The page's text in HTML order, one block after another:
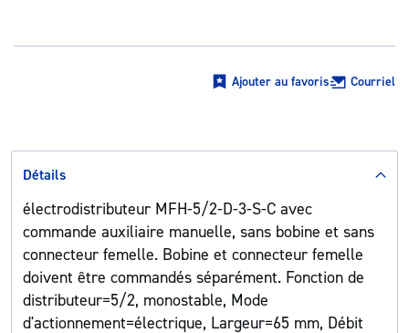
Ajouter au favoris Courriel
Détails
électrodistributeur MFH-5/2-D-3-S-C avec
commande auxiliaire manuelle, sans bobine et sans
connecteur femelle. Bobine et connecteur femelle
doivent être commandés séparément. Fonction de
distributeur=5/2, monostable, Mode
d'actionnement=électrique, Largeur=65 mm, Débit